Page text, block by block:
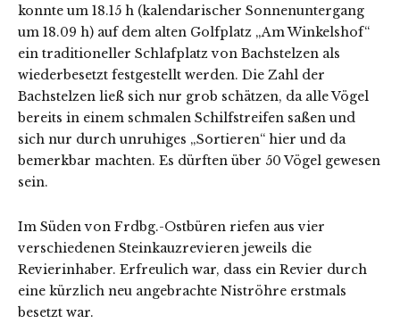
konnte um 18.15 h (kalendarischer Sonnenuntergang
um 18.09 h) auf dem alten Golfplatz „Am Winkelshof“
ein traditioneller Schlafplatz von Bachstelzen als
wiederbesetzt festgestellt werden. Die Zahl der
Bachstelzen ließ sich nur grob schätzen, da alle Vögel
bereits in einem schmalen Schilfstreifen saßen und
sich nur durch unruhiges „Sortieren“ hier und da
bemerkbar machten. Es dürften über 50 Vögel gewesen
sein.
Im Süden von Frdbg.-Ostbüren riefen aus vier
verschiedenen Steinkauzrevieren jeweils die
Revierinhaber. Erfreulich war, dass ein Revier durch
eine kürzlich neu angebrachte Niströhre erstmals
besetzt war.